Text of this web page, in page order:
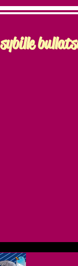
sybille